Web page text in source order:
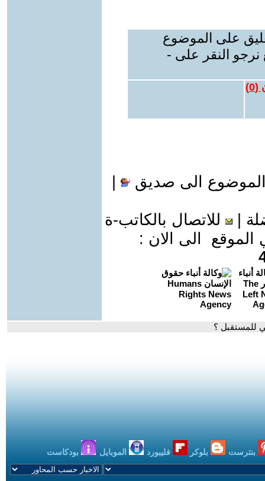
على الموضوع
نرجو النقر على -
(
0
)
الى صديق
للاتصال بالكاتب-ة
الى الان :
للمستقبل ؟
بنترست بلوكر فليبورد الموبايل بودكاست